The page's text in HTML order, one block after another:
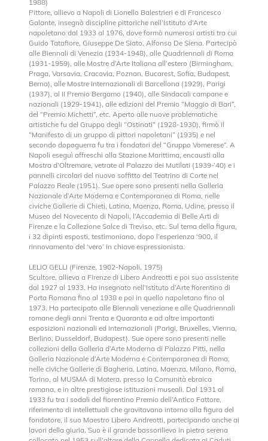
1988)
Pittore, allievo a Napoli di Lionello Balestrieri e di Francesco
Galante, insegnò discipline pittoriche nell’Istituto d’Arte
napoletano dal 1933 al 1976, dove formò numerosi artisti tra cui
Guido Tatafiore, Giuseppe De Siato, Alfonso De Siena. Partecipò
alle Biennali di Venezia (1934-1948), alle Quadriennali di Roma
(1931-1959), alle Mostre d’Arte Italiana all’estero (Birmingham,
Praga, Varsavia, Cracovia, Poznan, Bucarest, Sofia, Budapest,
Berna), alle Mostre Internazionali di Barcellona (1929), Parigi
(1937), al II Premio Bergamo (1940), alle Sindacali campane e
nazionali (1929-1941), alle edizioni del Premio “Maggio di Bari”,
del “Premio Michetti”, etc. Aperto alle nuove problematiche
artistiche fu del Gruppo degli “Ostinati” (1928-1930), firmò il
“Manifesto di un gruppo di pittori napoletani” (1935) e nel
secondo dopoguerra fu tra i fondatori del “Gruppo Vomerese”. A
Napoli eseguì affreschi alla Stazione Marittima, encausti alla
Mostra d’Oltremare, vetrate al Palazzo dei Mutilati (1939-’40) e i
pannelli circolari del nuovo soffitto del Teatrino di Corte nel
Palazzo Reale (1951). Sue opere sono presenti nella Galleria
Nazionale d’Arte Moderna e Contemporanea di Roma, nelle
civiche Gallerie di Chieti, Latina, Maenza, Roma, Udine, presso il
Museo del Novecento di Napoli, l’Accademia di Belle Arti di
Firenze e la Collezione Salce di Treviso, etc. Sul tema della figura,
i 32 dipinti esposti, testimoniano, dopo l’esperienza ‘900, il
rinnovamento del ‘vero’ in chiave espressionista.
LELIO GELLI (Firenze, 1902-Napoli, 1975)
Scultore, allievo a Firenze di Libero Andreotti e poi suo assistente
dal 1927 al 1933. Ha insegnato nell’Istituto d’Arte fiorentino di
Porta Romana fino al 1938 e poi in quello napoletano fino al
1973. Ha partecipato alle Biennali veneziane e alle Quadriennali
romane degli anni Trenta e Quaranta e ad altre importanti
esposizioni nazionali ed internazionali (Parigi, Bruxelles, Vienna,
Berlino, Dusseldorf, Budapest). Sue opere sono presenti nelle
collezioni della Galleria d’Arte Moderna di Palazzo Pitti, nella
Galleria Nazionale d’Arte Moderna e Contemporanea di Roma,
nelle civiche Gallerie di Bagheria, Latina, Maenza, Milano, Roma,
Torino, al MUSMA di Matera, presso la Comunità ebraica
romana, e in altre prestigiose istituzioni museali. Dal 1931 al
1933 fu tra i sodali del fiorentino Premio dell’Antico Fattore,
riferimento di intellettuali che gravitavano intorno alla figura del
fondatore, il suo Maestro Libero Andreotti, partecipando anche ai
lavori della giuria. Suo è il grande bassorilievo in pietra serena